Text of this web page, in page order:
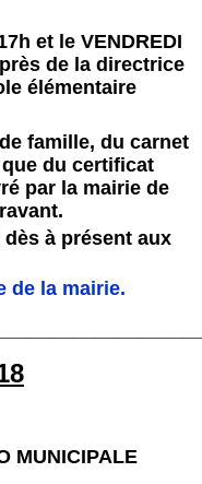
et le VENDREDI
de la directrice
élémentaire
famille, du carnet
du certificat
par la mairie de
à présent aux
de la mairie.
MUNICIPALE